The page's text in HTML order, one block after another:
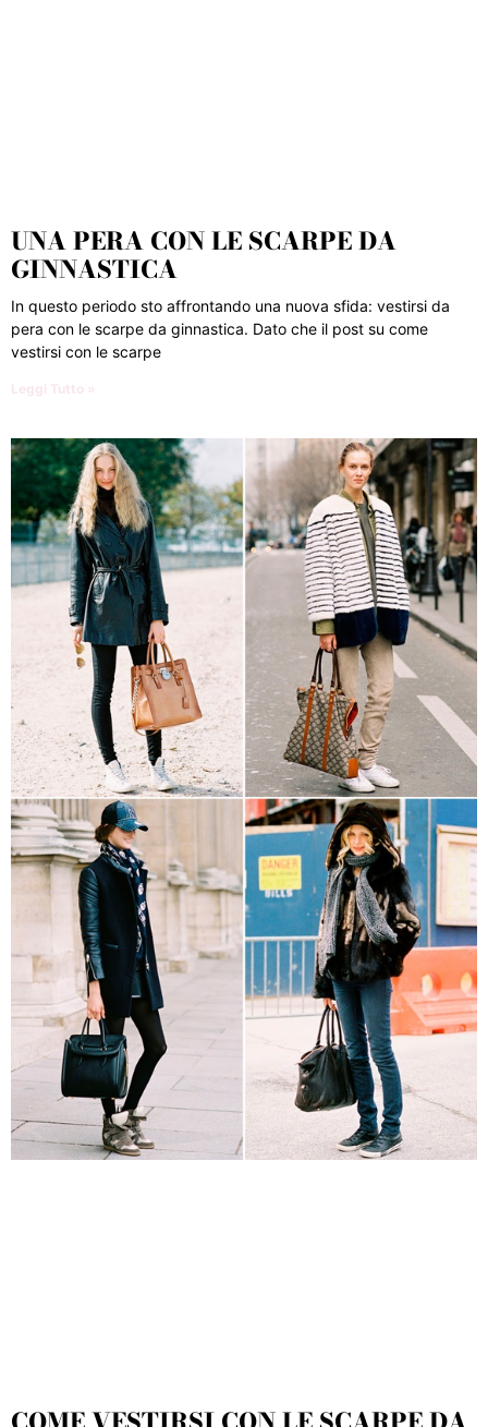
UNA PERA CON LE SCARPE DA
GINNASTICA
In questo periodo sto affrontando una nuova sfida: vestirsi da
pera con le scarpe da ginnastica. Dato che il post su come
vestirsi con le scarpe
Leggi Tutto »